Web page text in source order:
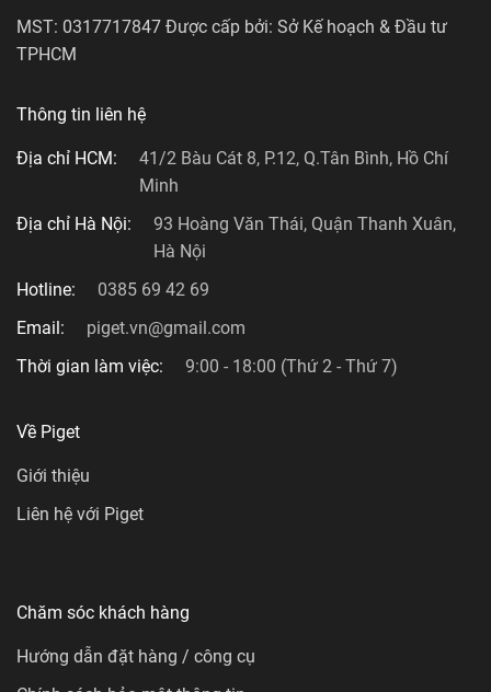
MST: 0317717847 Được cấp bởi: Sở Kế hoạch & Đầu tư
TPHCM
Thông tin liên hệ
Địa chỉ HCM:
41/2 Bàu Cát 8, P.12, Q.Tân Bình, Hồ Chí
Minh
Địa chỉ Hà Nội:
93 Hoàng Văn Thái, Quận Thanh Xuân,
Hà Nội
Hotline:
0385 69 42 69
Email:
piget.vn@gmail.com
Thời gian làm việc:
9:00 - 18:00 (Thứ 2 - Thứ 7)
Về Piget
Giới thiệu
Liên hệ với Piget
Chăm sóc khách hàng
Hướng dẫn đặt hàng / công cụ